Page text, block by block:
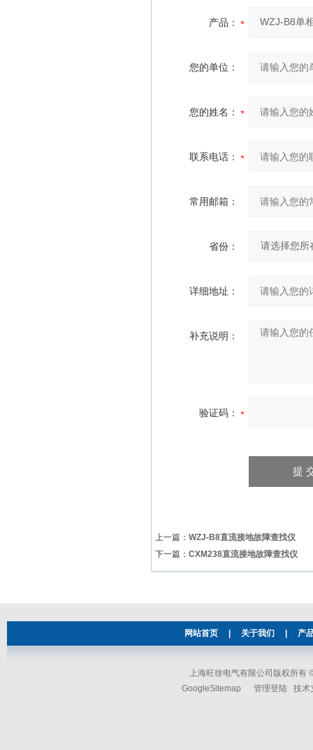
产品：
您的单位：
您的姓名：
联系电话：
常用邮箱：
省份：
详细地址：
补充说明：
验证码：
上一篇： WZJ-B8直流接地故障查找仪
下一篇： CXM238直流接地故障查找仪
网站首页 关于我们 产
上海旺徐电气有限公司版权所有
GoogleSitemap
管理登陆 技术